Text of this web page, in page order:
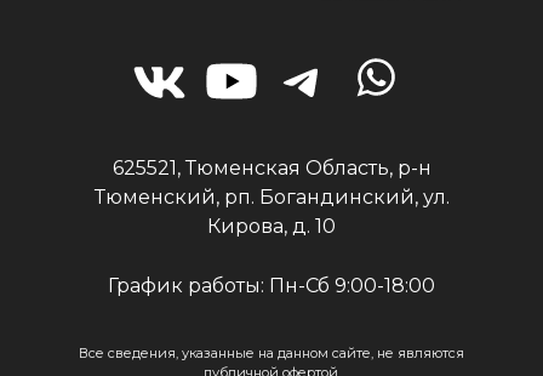
625521, Тюменская Область, р-н
Тюменский, рп. Богандинский, ул.
Кирова, д. 10
График работы: Пн-Сб 9:00-18:00
Все сведения, указанные на данном сайте, не являются
публичной офертой.